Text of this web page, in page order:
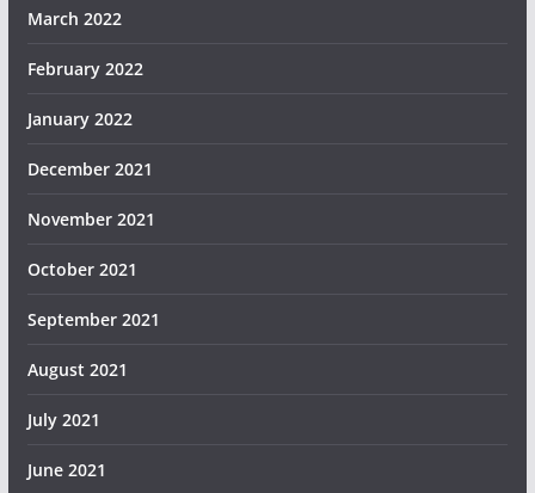
March 2022
February 2022
January 2022
December 2021
November 2021
October 2021
September 2021
August 2021
July 2021
June 2021